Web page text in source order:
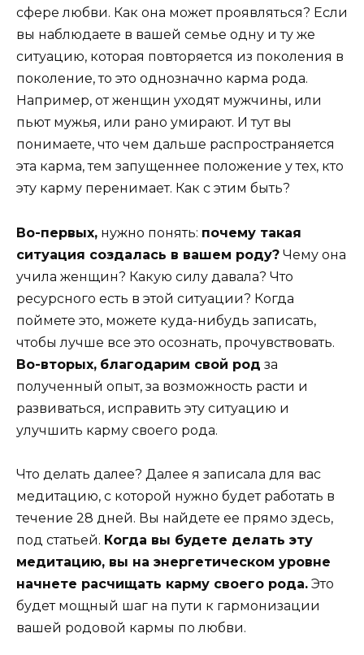
сфере любви. Как она может проявляться? Если
вы наблюдаете в вашей семье одну и ту же
ситуацию, которая повторяется из поколения в
поколение, то это однозначно карма рода.
Например, от женщин уходят мужчины, или
пьют мужья, или рано умирают. И тут вы
понимаете, что чем дальше распространяется
эта карма, тем запущеннее положение у тех, кто
эту карму перенимает. Как с этим быть?
Во-первых, нужно понять: почему такая
ситуация создалась в вашем роду? Чему она
учила женщин? Какую силу давала? Что
ресурсного есть в этой ситуации? Когда
поймете это, можете куда-нибудь записать,
чтобы лучше все это осознать, прочувствовать.
Во-вторых, благодарим свой род за
полученный опыт, за возможность расти и
развиваться, исправить эту ситуацию и
улучшить карму своего рода.
Что делать далее? Далее я записала для вас
медитацию, с которой нужно будет работать в
течение 28 дней. Вы найдете ее прямо здесь,
под статьей. Когда вы будете делать эту
медитацию, вы на энергетическом уровне
начнете расчищать карму своего рода. Это
будет мощный шаг на пути к гармонизации
вашей родовой кармы по любви.